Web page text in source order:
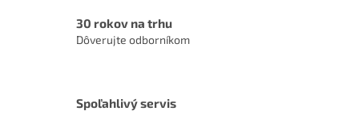
v
30 rokov na trhu
Dôverujte odborníkom
Spoľahlivý servis